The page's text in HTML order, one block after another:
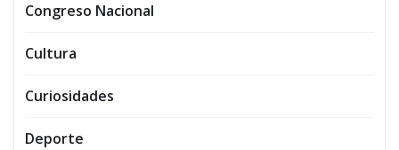
Congreso Nacional
Cultura
Curiosidades
Deporte